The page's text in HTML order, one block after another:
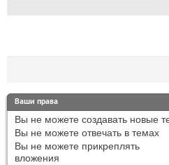
Ваши права
Вы не можете создавать новые
Вы не можете отвечать в темах
Вы не можете прикреплять
вложения